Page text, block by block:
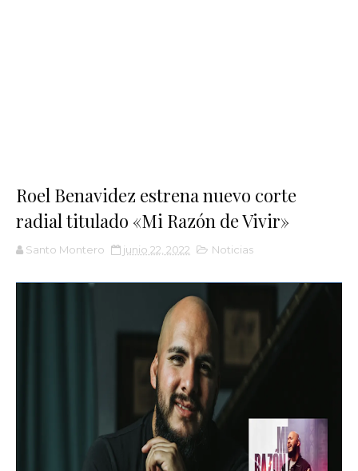
Roel Benavidez estrena nuevo corte
radial titulado «Mi Razón de Vivir»
Santo Montero junio 22, 2022 Noticias